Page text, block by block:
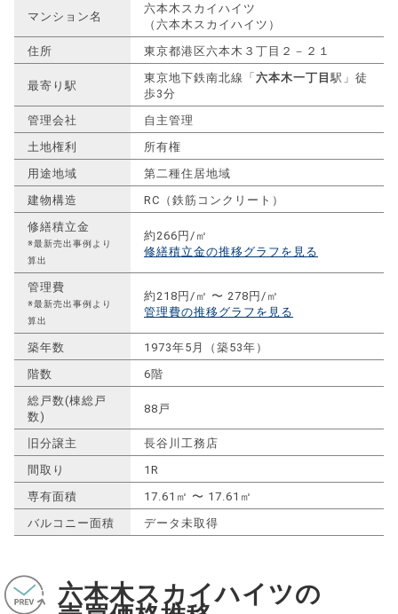
マンション名
六本木スカイハイツ
（六本木スカイハイツ）
住所
東京都港区六本木３丁目２－２１
最寄り駅
東京地下鉄南北線「六本木一丁目 駅」徒
歩3分
管理会社
自主管理
土地権利
所有権
用途地域
第二種住居地域
建物構造
RC（鉄筋コンクリート）
修繕積立金
※最新売出事例より
算出
約266円/㎡
修繕積立金の推移グラフを見る
管理費
※最新売出事例より
算出
約218円/㎡ 〜 278円/㎡
管理費の推移グラフを見る
築年数
1973年5月（築53年）
階数
6階
総戸数(棟総戸
数)
88戸
旧分譲主
長谷川工務店
間取り
1R
専有面積
17.61㎡ 〜 17.61㎡
バルコニー面積
データ未取得
六本木スカイハイツの